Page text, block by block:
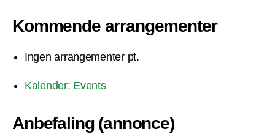
Kommende arrangementer
Ingen arrangementer pt.
Kalender: Events
Anbefaling (annonce)